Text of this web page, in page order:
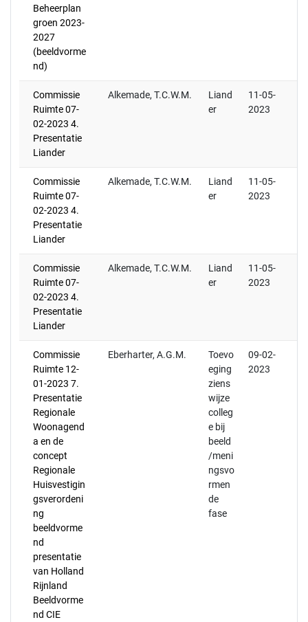
Beheerplan
groen 2023-
2027
(beeldvorme
nd)
Commissie
Ruimte 07-
02-2023 4.
Presentatie
Liander
Alkemade, T.C.W.M.
Liand
er
11-05-
2023
Commissie
Ruimte 07-
02-2023 4.
Presentatie
Liander
Alkemade, T.C.W.M.
Liand
er
11-05-
2023
Commissie
Ruimte 07-
02-2023 4.
Presentatie
Liander
Alkemade, T.C.W.M.
Liand
er
11-05-
2023
Commissie
Ruimte 12-
01-2023 7.
Presentatie
Regionale
Woonagend
a en de
concept
Regionale
Huisvestigin
gsverordeni
ng
beeldvorme
nd
presentatie
van Holland
Rijnland
Beeldvorme
nd CIE
Eberharter, A.G.M.
Toevo
eging
ziens
wijze
colleg
e bij
beeld
/meni
ngsvo
rmen
de
fase
09-02-
2023